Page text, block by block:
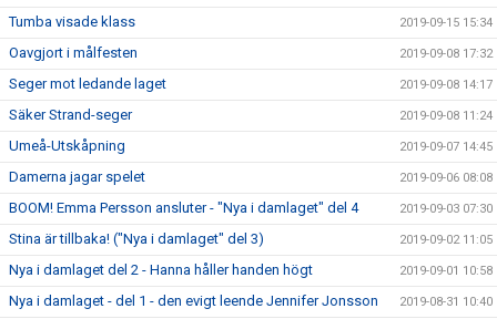
Tumba visade klass 2019-09-15 15:34
Oavgjort i målfesten 2019-09-08 17:32
Seger mot ledande laget 2019-09-08 14:17
Säker Strand-seger 2019-09-08 11:24
Umeå-Utskåpning 2019-09-07 14:45
Damerna jagar spelet 2019-09-06 08:08
BOOM! Emma Persson ansluter - "Nya i damlaget" del 4 2019-09-03 07:30
Stina är tillbaka! ("Nya i damlaget" del 3) 2019-09-02 11:05
Nya i damlaget del 2 - Hanna håller handen högt 2019-09-01 10:58
Nya i damlaget - del 1 - den evigt leende Jennifer Jonsson 2019-08-31 10:40